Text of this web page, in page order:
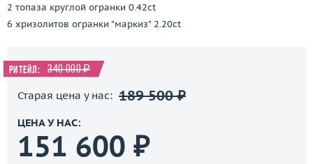
2 топаза круглой огранки 0.42ct
6 хризолитов огранки "маркиз" 2.20ct
Ритейл: 340 000 ₽
Старая цена у нас: 189 500 ₽
ЦЕНА У НАС:
151 600 ₽